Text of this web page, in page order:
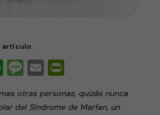
artículo:
WhatsApp
Message
Email
otras personas, quizás nunca
del Síndrome de Marfan, un